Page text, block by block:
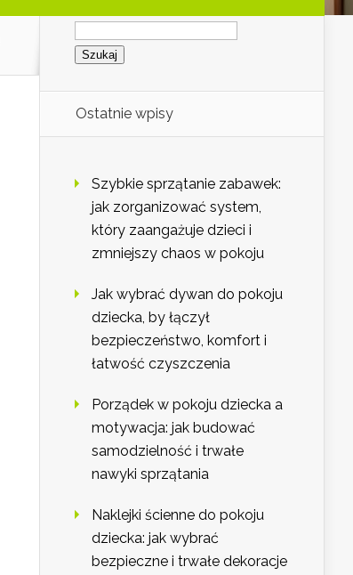
Szukaj:
Ostatnie wpisy
Szybkie sprzątanie zabawek:
jak zorganizować system,
który zaangażuje dzieci i
zmniejszy chaos w pokoju
Jak wybrać dywan do pokoju
dziecka, by łączył
bezpieczeństwo, komfort i
łatwość czyszczenia
Porządek w pokoju dziecka a
motywacja: jak budować
samodzielność i trwałe
nawyki sprzątania
Naklejki ścienne do pokoju
dziecka: jak wybrać
bezpieczne i trwałe dekoracje